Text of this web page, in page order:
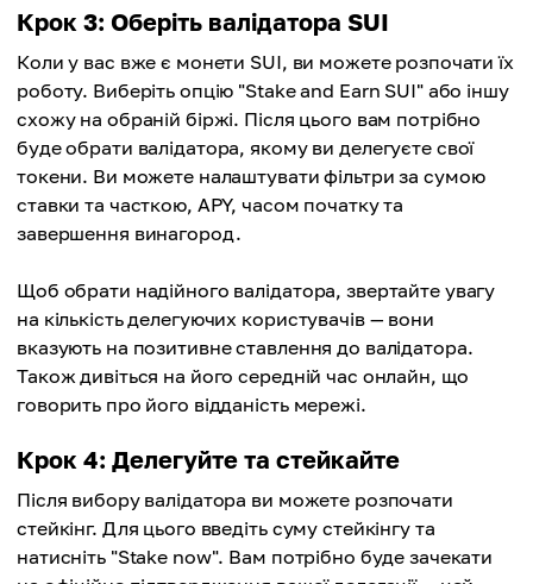
Крок 3: Оберіть валідатора SUI
Коли у вас вже є монети SUI, ви можете розпочати їх
роботу. Виберіть опцію "Stake and Earn SUI" або іншу
схожу на обраній біржі. Після цього вам потрібно
буде обрати валідатора, якому ви делегуєте свої
токени. Ви можете налаштувати фільтри за сумою
ставки та часткою, APY, часом початку та
завершення винагород.
Щоб обрати надійного валідатора, звертайте увагу
на кількість делегуючих користувачів — вони
вказують на позитивне ставлення до валідатора.
Також дивіться на його середній час онлайн, що
говорить про його відданість мережі.
Крок 4: Делегуйте та стейкайте
Після вибору валідатора ви можете розпочати
стейкінг. Для цього введіть суму стейкінгу та
натисніть "Stake now". Вам потрібно буде зачекати